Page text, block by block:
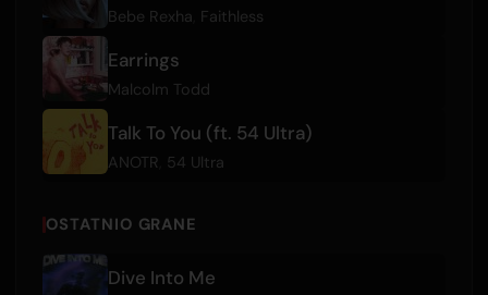
Bebe Rexha Faithless
Earrings
Malcolm Todd
Talk To You (ft. 54 Ultra)
ANOTR 54 Ultra
OSTATNIO GRANE
Dive Into Me